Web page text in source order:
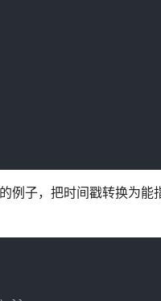
例子，把时间戳转换为